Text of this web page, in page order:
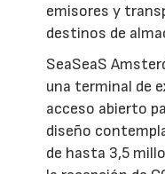
emisores y
destinos de
SeaSeaS
una terminal de
acceso abierto
diseño
de hasta 3,5